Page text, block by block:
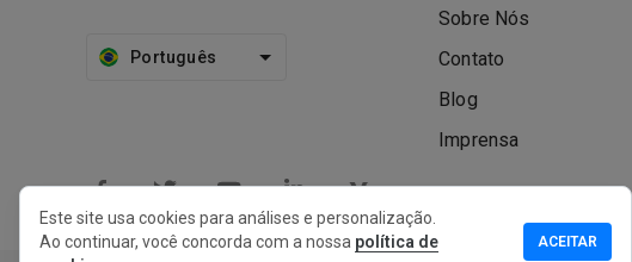
Português
Sobre Nós
Contato
Blog
Imprensa
Este site usa cookies para análises e personalização.
Ao continuar, você concorda com a nossa política de
ACEITAR